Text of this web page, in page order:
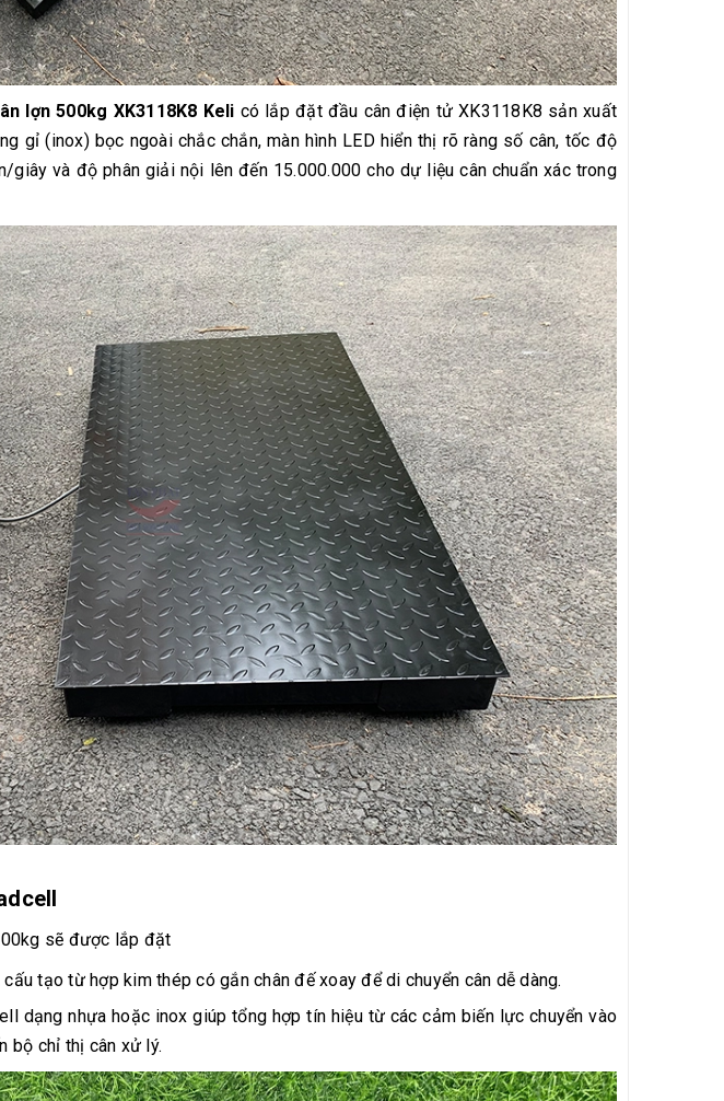
lợn 500kg XK3118K8 Keli có lắp đặt đầu cân điện tử XK3118K8 sản xuất
gỉ (inox) bọc ngoài chắc chắn, màn hình LED hiển thị rõ ràng số cân, tốc độ
giây và độ phân giải nội lên đến 15.000.000 cho dự liệu cân chuẩn xác trong
sẽ được lắp đặt
tạo từ hợp kim thép có gắn chân đế xoay để di chuyển cân dễ dàng.
dạng nhựa hoặc inox giúp tổng hợp tín hiệu từ các cảm biến lực chuyển vào
bộ chỉ thị cân xử lý.